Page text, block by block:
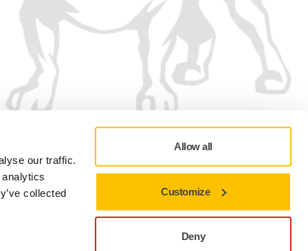
our traffic.
collected
Allow all
Customize
Deny